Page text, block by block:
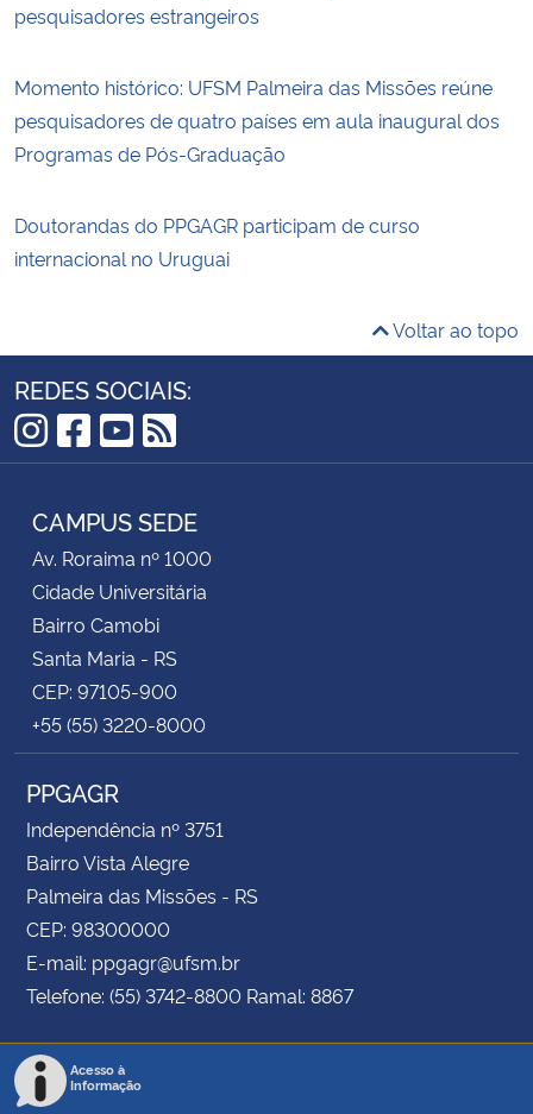
pesquisadores estrangeiros
Momento histórico: UFSM Palmeira das Missões reúne
pesquisadores de quatro países em aula inaugural dos
Programas de Pós-Graduação
Doutorandas do PPGAGR participam de curso
internacional no Uruguai
Voltar ao topo
REDES SOCIAIS:
Instagram
Facebook
YouTube
RSS
CAMPUS SEDE
Av. Roraima nº 1000
Cidade Universitária
Bairro Camobi
Santa Maria - RS
CEP: 97105-900
+55 (55) 3220-8000
PPGAGR
Independência nº 3751
Bairro Vista Alegre
Palmeira das Missões - RS
CEP: 98300000
E-mail: ppgagr@ufsm.br
Telefone: (55) 3742-8800 Ramal: 8867
Acesso à
Informação